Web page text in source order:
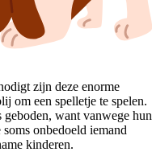
zijn deze enorme
om een spelletje te spelen.
want vanwege hun
onbedoeld iemand
kinderen.